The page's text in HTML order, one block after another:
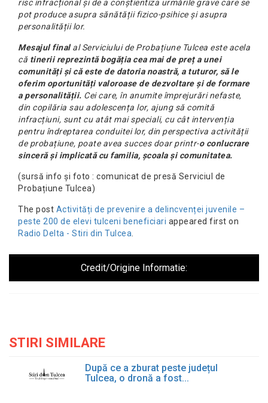
risc infracțional și de a conștientiza urmările grave care se
pot produce asupra sănătății fizico-psihice și asupra
personalității lor.
Mesajul finalal Serviciului de Probațiune Tulcea este acela
că tinerii reprezintă bogăția cea mai de preț a unei
comunități și că este de datoria noastră, a tuturor, să le
oferim oportunități valoroase de dezvoltare și de formare
a personalității. Cei care, în anumite împrejurări nefaste,
din copilăria sau adolescența lor, ajung să comită
infracțiuni, sunt cu atât mai speciali, cu cât intervenția
pentru îndreptarea conduitei lor, din perspectiva activității
de probațiune, poate avea succes doar printr-o conlucrare
sinceră și implicată cu familia, școala și comunitatea.
(sursă info și foto : comunicat de presă Serviciul de
Probațiune Tulcea)
The post Activități de prevenire a delincvenței juvenile –
peste 200 de elevi tulceni beneficiari appeared first on
Radio Delta - Stiri din Tulcea
Credit/Origine Informatie:
STIRI SIMILARE
După ce a zburat peste județul
Tulcea, o dronă a fost...